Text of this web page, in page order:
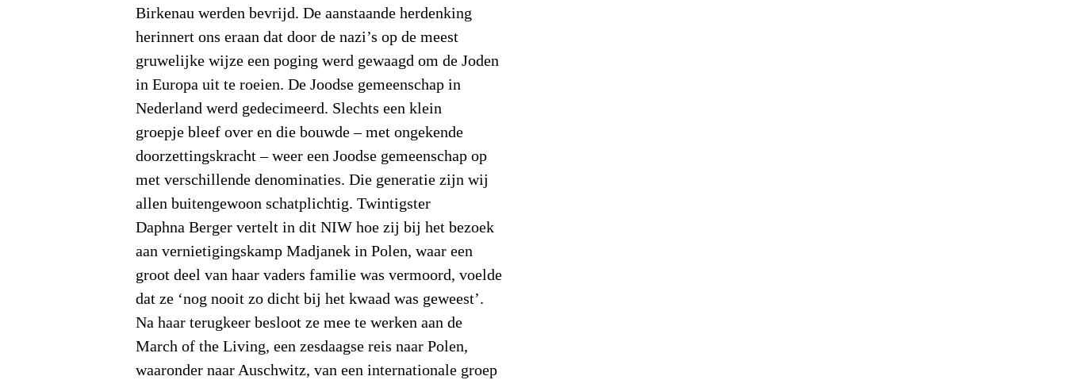
Birkenau werden bevrijd. De aanstaande herdenking
herinnert ons eraan dat door de nazi’s op de meest
gruwelijke wijze een poging werd gewaagd om de Joden
in Europa uit te roeien. De Joodse gemeenschap in
Nederland werd gedecimeerd. Slechts een klein
groepje bleef over en die bouwde – met ongekende
doorzettingskracht – weer een Joodse gemeenschap op
met verschillende denominaties. Die generatie zijn wij
allen buitengewoon schatplichtig. Twintigster
Daphna Berger vertelt in dit NIW hoe zij bij het bezoek
aan vernietigingskamp Madjanek in Polen, waar een
groot deel van haar vaders familie was vermoord, voelde
dat ze ‘nog nooit zo dicht bij het kwaad was geweest’.
Na haar terugkeer besloot ze mee te werken aan de
March of the Living, een zesdaagse reis naar Polen,
waaronder naar Auschwitz, van een internationale groep